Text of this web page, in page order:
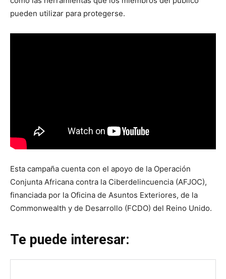
pueden utilizar para protegerse.
Esta campaña cuenta con el apoyo de la Operación
Conjunta Africana contra la Ciberdelincuencia (AFJOC),
financiada por la Oficina de Asuntos Exteriores, de la
Commonwealth y de Desarrollo (FCDO) del Reino Unido.
Te puede interesar: